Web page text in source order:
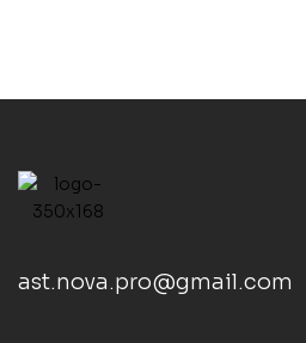
ast.nova.pro@gmail.com